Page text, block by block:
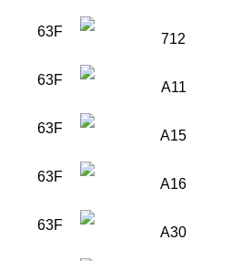
63F 712
63F A11
63F A15
63F A16
63F A30